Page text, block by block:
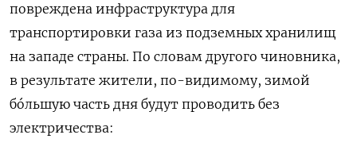
повреждена инфраструктура для
транспортировки газа из подземных хранилищ
на западе страны. По словам другого чиновника,
в результате жители, по-видимому, зимой
бóльшую часть дня будут проводить без
электричества: